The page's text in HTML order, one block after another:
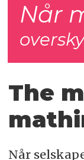
Når
The
Når